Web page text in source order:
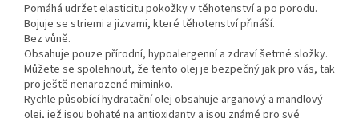
Pomáhá udržet elasticitu pokožky v těhotenství a po porodu.
Bojuje se striemi a jizvami, které těhotenství přináší.
Bez vůně.
Obsahuje pouze přírodní, hypoalergenní a zdraví šetrné složky.
Můžete se spolehnout, že tento olej je bezpečný jak pro vás, tak
pro ještě nenarozené miminko.
Rychle působící hydratační olej obsahuje arganový a mandlový